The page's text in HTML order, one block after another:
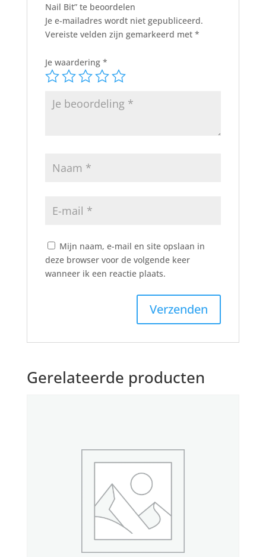
Nail Bit” te beoordelen
Je e-mailadres wordt niet gepubliceerd.
Vereiste velden zijn gemarkeerd met *
Je waardering *
Mijn naam, e-mail en site opslaan in
deze browser voor de volgende keer
wanneer ik een reactie plaats.
Gerelateerde producten